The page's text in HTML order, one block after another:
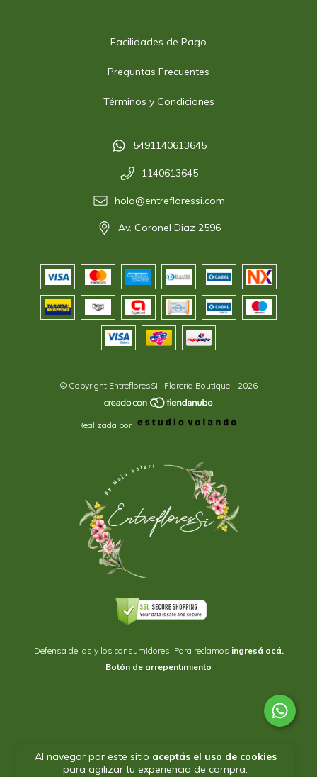
Al navegar por este sitio aceptás el uso de cookies
para agilizar tu experiencia de compra.
Facilidades de Pago
Preguntas Frecuentes
Términos y Condiciones
5491140613645
1140613645
hola@entrefloressi.com
Av. Coronel Diaz 2596
© Copyright EntrefloresSi | Florería Boutique - 2026
Realizada por
Defensa de las y los consumidores. Para reclamos ingresá acá.
Botón de arrepentimiento